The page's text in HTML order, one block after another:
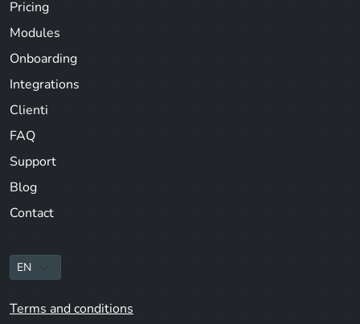
Pricing
Modules
Onboarding
Integrations
Clienti
FAQ
Support
Blog
Contact
Terms and conditions